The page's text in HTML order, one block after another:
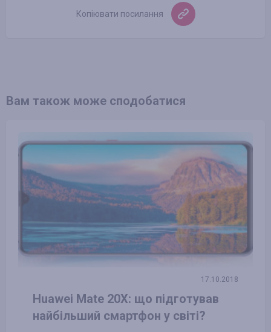
Копіювати посилання
Вам також може сподобатися
17.10.2018
Huawei Mate 20X: що підготував
найбільший смартфон у світі?